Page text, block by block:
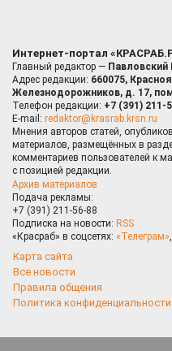
Интернет-портал
Главный редактор — Павловский
Адрес редакции: 660075,
Железнодорожников, д. 17,
Телефон редакции: +7 (391) 211-
E-mail: redaktor@krasrab.krsn.ru
Мнения авторов статей,
материалов, размещённых в
комментариев пользователей к
с позицией редакции.
Архив материалов
Подача рекламы:
+7 (391) 211-56-88
Подписка на новости: RSS
«Красраб» в соцсетях: «Телеграм»,
Карта сайта
Все новости
Правила общения
Политика конфиденциальности